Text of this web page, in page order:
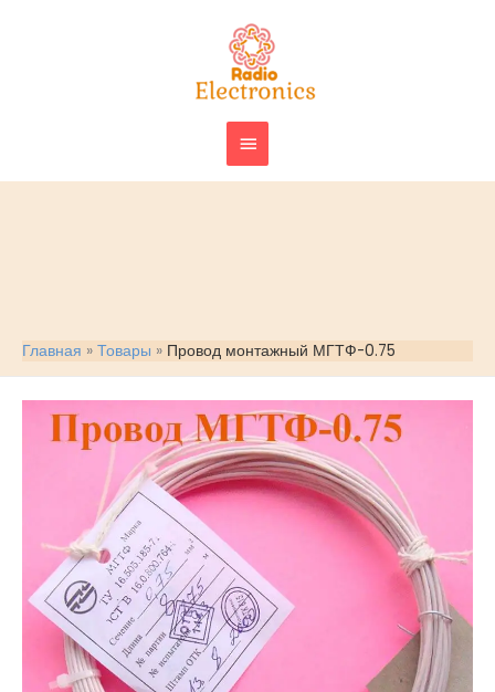
ГЛАВНОЕ
МЕНЮ
Главная Товары Провод монтажный МГТФ-0.75